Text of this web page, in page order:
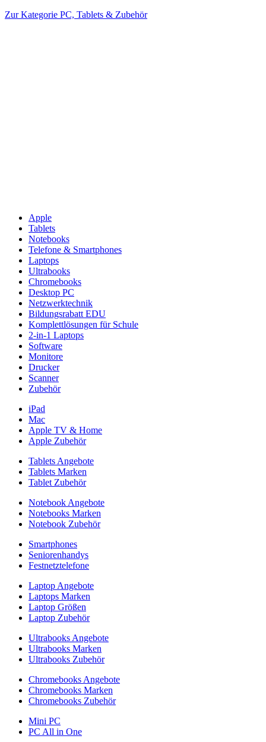
Zur Kategorie PC, Tablets & Zubehör
Apple
Tablets
Notebooks
Telefone & Smartphones
Laptops
Ultrabooks
Chromebooks
Desktop PC
Netzwerktechnik
Bildungsrabatt EDU
Komplettlösungen für Schule
2-in-1 Laptops
Software
Monitore
Drucker
Scanner
Zubehör
iPad
Mac
Apple TV & Home
Apple Zubehör
Tablets Angebote
Tablets Marken
Tablet Zubehör
Notebook Angebote
Notebooks Marken
Notebook Zubehör
Smartphones
Seniorenhandys
Festnetztelefone
Laptop Angebote
Laptops Marken
Laptop Größen
Laptop Zubehör
Ultrabooks Angebote
Ultrabooks Marken
Ultrabooks Zubehör
Chromebooks Angebote
Chromebooks Marken
Chromebooks Zubehör
Mini PC
PC All in One